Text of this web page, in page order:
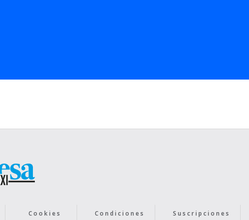
597.000 euros; Norclamp, 391.500 euros; Soraluze
Cookies Condiciones Suscripciones